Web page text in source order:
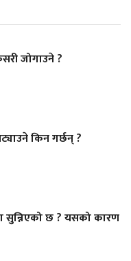
जोगाउने ?
किन गर्छन् ?
सुन्निएको छ ? यसको कारण